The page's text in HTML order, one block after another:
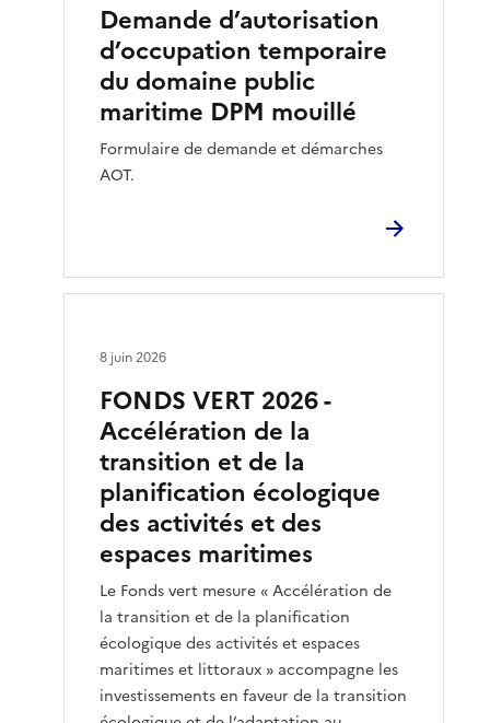
Demande d’autorisation
d’occupation temporaire
du domaine public
maritime DPM mouillé
Formulaire de demande et démarches
AOT.
FONDS VERT 2026 -
Accélération de la
transition et de la
planification écologique
des activités et des
espaces maritimes
Le Fonds vert mesure « Accélération de
la transition et de la planification
écologique des activités et espaces
maritimes et littoraux » accompagne les
investissements en faveur de la transition
8 juin 2026